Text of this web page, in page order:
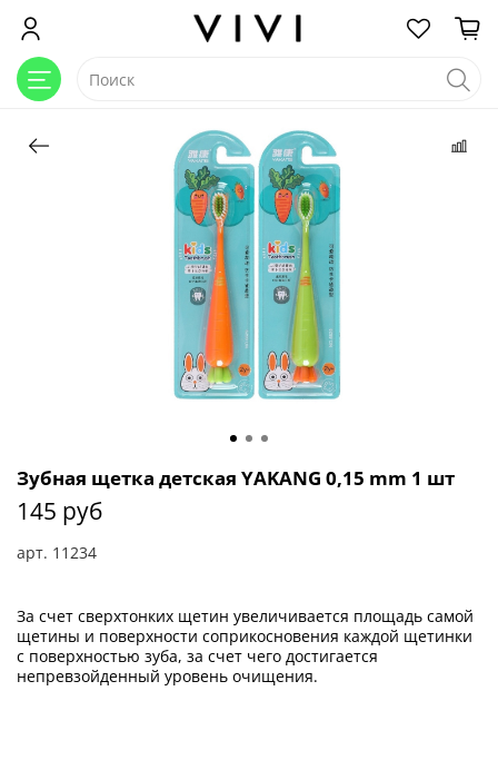
арт. 11234
Зубная щетка детская YAKANG 0,15 mm 1 шт
145 руб
За счет сверхтонких щетин увеличивается площадь самой
щетины и поверхности соприкосновения каждой щетинки
с поверхностью зуба, за счет чего достигается
непревзойденный уровень очищения.